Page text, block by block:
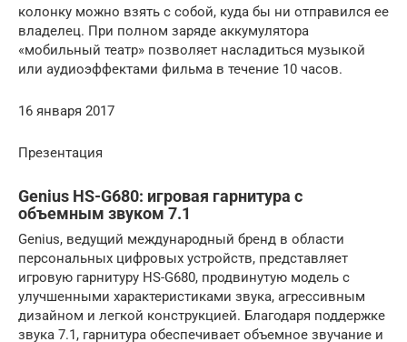
колонку можно взять с собой, куда бы ни отправился ее
владелец. При полном заряде аккумулятора
«мобильный театр» позволяет насладиться музыкой
или аудиоэффектами фильма в течение 10 часов.
16 января 2017
Презентация
Genius HS-G680: игровая гарнитура с
объемным звуком 7.1
Genius, ведущий международный бренд в области
персональных цифровых устройств, представляет
игровую гарнитуру HS-G680, продвинутую модель с
улучшенными характеристиками звука, агрессивным
дизайном и легкой конструкцией. Благодаря поддержке
звука 7.1, гарнитура обеспечивает объемное звучание и